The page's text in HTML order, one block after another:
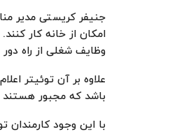
جنیفر کریستی مدیر
وظایف شغلی از راه
علاوه بر آن توئیتر
باشد که مجبور هستند
با این وجود کارمندان